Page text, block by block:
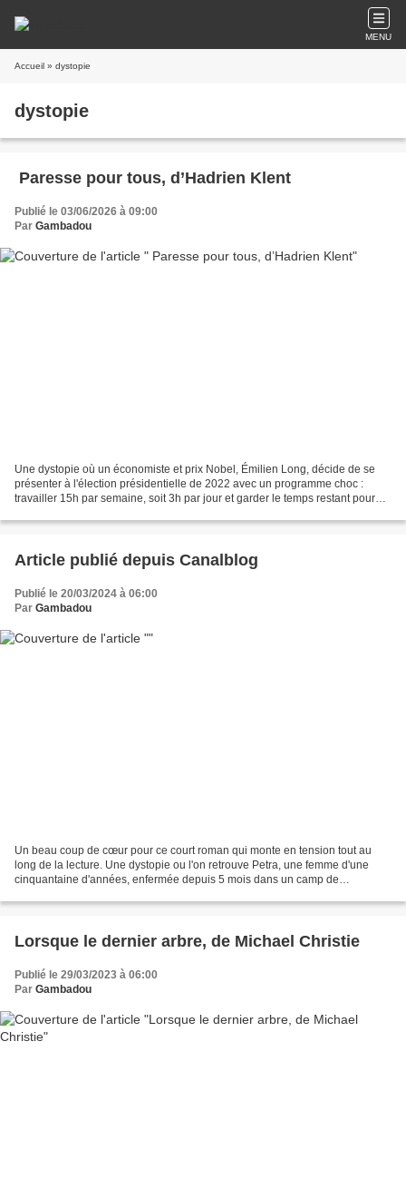
MENU
Accueil » dystopie
dystopie
Paresse pour tous, d’Hadrien Klent
Publié le 03/06/2026 à 09:00
Par Gambadou
Une dystopie où un économiste et prix Nobel, Émilien Long, décide de se
présenter à l'élection présidentielle de 2022 avec un programme choc :
travailler 15h par semaine, soit 3h par jour et garder le temps restant pour
Article publié depuis Canalblog
Publié le 20/03/2024 à 06:00
Par Gambadou
Un beau coup de cœur pour ce court roman qui monte en tension tout au
long de la lecture. Une dystopie ou l'on retrouve Petra, une femme d'une
cinquantaine d'années, enfermée depuis 5 mois dans un camp de
Lorsque le dernier arbre, de Michael Christie
Publié le 29/03/2023 à 06:00
Par Gambadou